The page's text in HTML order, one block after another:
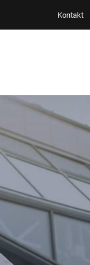
Kontakt